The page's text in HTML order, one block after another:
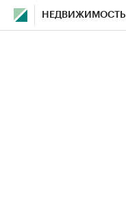
НЕДВИЖИМОСТЬ